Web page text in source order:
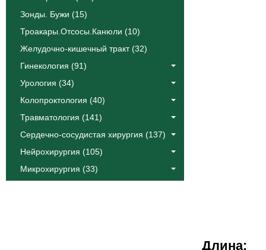
Зонды. Бужи (15)
Троакары.Отсосы.Канюли (10)
Желудочно-кишечный тракт (32)
Гинекология (91)
Урология (34)
Колопроктология (40)
Травматология (141)
Сердечно-сосудистая хирургия (137)
Нейрохирургия (105)
Микрохирургия (33)
Длина: